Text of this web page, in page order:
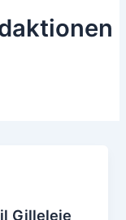
Gilleleje